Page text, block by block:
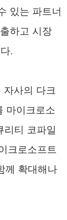
있는 파트너
하고 시장
.
자사의 다크
마이크로소
리티 코파일
크로소프트
께 확대해나